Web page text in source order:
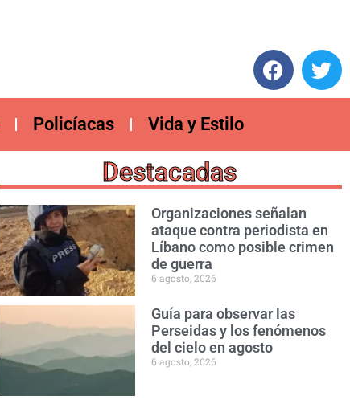
Policíacas Vida y Estilo
Destacadas
Organizaciones señalan
ataque contra periodista en
Líbano como posible crimen
de guerra
6 agosto, 2026
Guía para observar las
Perseidas y los fenómenos
del cielo en agosto
6 agosto, 2026